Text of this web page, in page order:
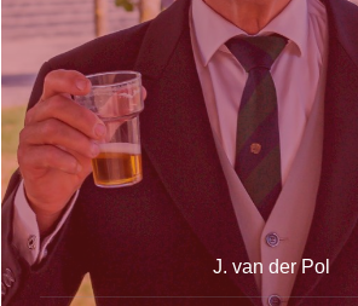
J. van der Pol